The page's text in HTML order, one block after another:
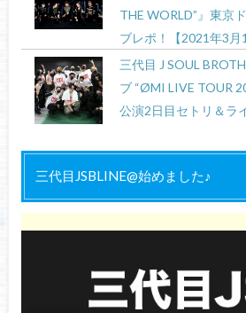
THE WORLD”』東京
ブレポ！【2021年3月
三代目 J SOUL
ブ “ØMI LIVE TOUR
公演2日目セトリ＆ラ
催決定！【徹底調査】
報！
三代目ライブ2017【
三代目JSBLINE@始めました♪